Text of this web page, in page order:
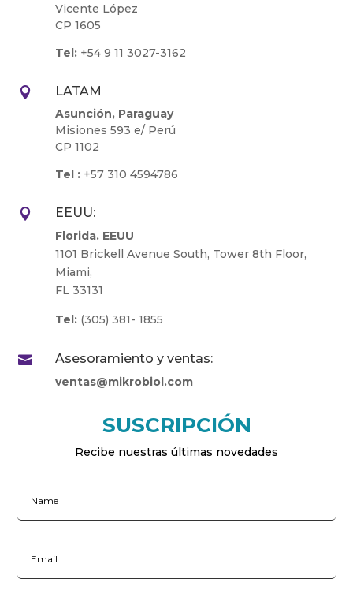
Vicente López
CP 1605
Tel:+54 9 11 3027-3162
 LATAM
Asunción, Paraguay
Misiones 593 e/ Perú
CP 1102
Tel : +57 310 4594786
 EEUU:
Florida. EEUU
1101 Brickell Avenue South, Tower 8th Floor,
Miami,
FL 33131
Tel: (305) 381- 1855
 Asesoramiento y ventas:
ventas@mikrobiol.com
SUSCRIPCIÓN
Recibe nuestras últimas novedades